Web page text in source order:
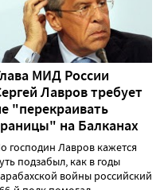
МИД России
Лавров требует
"перекраивать
на Балканах
господин Лавров кажется
подзабыл, как в годы
войны российский